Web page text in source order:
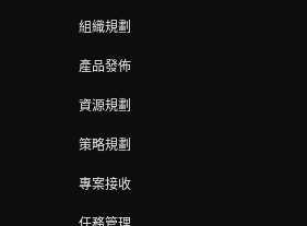
組織規劃
產品發佈
資源規劃
策略規劃
專案接收
任務管理